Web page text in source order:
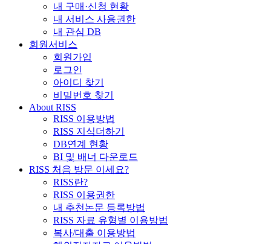
내 구매·신청 현황
내 서비스 사용권한
내 관심 DB
회원서비스
회원가입
로그인
아이디 찾기
비밀번호 찾기
About RISS
RISS 이용방법
RISS 지식더하기
DB연계 현황
BI 및 배너 다운로드
RISS 처음 방문 이세요?
RISS란?
RISS 이용권한
내 추천논문 등록방법
RISS 자료 유형별 이용방법
복사/대출 이용방법